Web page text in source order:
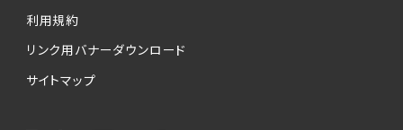
利用規約
リンク用バナーダウンロード
サイトマップ